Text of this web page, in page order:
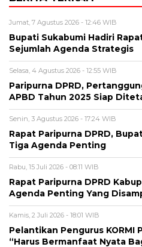
Jumat, 7 Agustus 2026 - 12:46 WIB
Bupati Sukabumi Hadiri
Sejumlah Agenda Strategis
Selasa, 4 Agustus 2026 - 12:55 WIB
Paripurna DPRD,
APBD Tahun 2025 Siap
Senin, 3 Agustus 2026 - 17:24 WIB
Rapat Paripurna DPRD,
Tiga Agenda Penting
Rabu, 15 Juli 2026 - 08:11 WIB
Rapat Paripurna DPRD
Agenda Penting Yang
Kamis, 2 Juli 2026 - 18:01 WIB
Pelantikan Pengurus KORMI
“Harus Bermanfaat Nyata